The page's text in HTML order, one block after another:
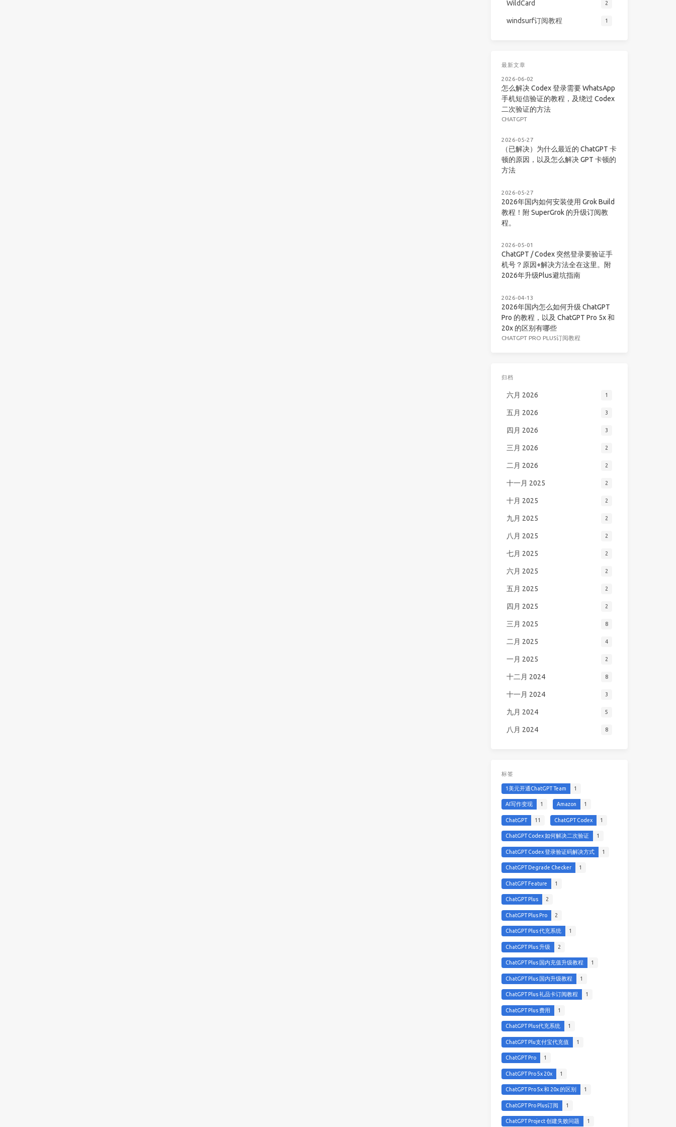
WildCard 2
windsurf订阅教程 1
最新文章
2026-06-02
怎么解决 Codex 登录需要 WhatsApp
手机短信验证的教程，及绕过 Codex
二次验证的方法
CHATGPT
2026-05-27
（已解决）为什么最近的 ChatGPT 卡
顿的原因，以及怎么解决 GPT 卡顿的
方法
2026-05-27
2026年国内如何安装使用 Grok Build
教程！附 SuperGrok 的升级订阅教
程。
2026-05-01
ChatGPT / Codex 突然登录要验证手
机号？原因+解决方法全在这里。附
2026年升级Plus避坑指南
2026-04-13
2026年国内怎么如何升级 ChatGPT
Pro 的教程，以及 ChatGPT Pro 5x 和
20x 的区别有哪些
CHATGPT PRO PLUS订阅教程
归档
六月 2026 1
五月 2026 3
四月 2026 3
三月 2026 2
二月 2026 2
十一月 2025 2
十月 2025 2
九月 2025 2
八月 2025 2
七月 2025 2
六月 2025 2
五月 2025 2
四月 2025 2
三月 2025 8
二月 2025 4
一月 2025 2
十二月 2024 8
十一月 2024 3
九月 2024 5
八月 2024 8
标签
1美元开通ChatGPT Team 1
AI写作变现 1 Amazon 1
ChatGPT 11 ChatGPT Codex 1
ChatGPT Codex 如何解决二次验证 1
ChatGPT Codex 登录验证码解决方式 1
ChatGPT Degrade Checker 1
ChatGPT Feature 1
ChatGPT Plus 2
ChatGPT Plus Pro 2
ChatGPT Plus 代充系统 1
ChatGPT Plus 升级 2
ChatGPT Plus 国内充值升级教程 1
ChatGPT Plus 国内升级教程 1
ChatGPT Plus 礼品卡订阅教程 1
ChatGPT Plus 费用 1
ChatGPT Plus代充系统 1
ChatGPT Plu支付宝代充值 1
ChatGPT Pro 1
ChatGPT Pro 5x 20x 1
ChatGPT Pro 5x 和 20x 的区别 1
ChatGPT Pro Plus订阅 1
ChatGPT Project 创建失败问题 1